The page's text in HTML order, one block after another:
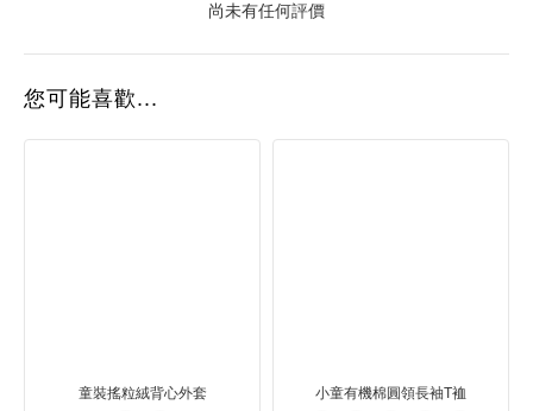
尚未有任何評價
您可能喜歡...
童裝搖粒絨背心外套 小童有機棉圓領長袖T裇